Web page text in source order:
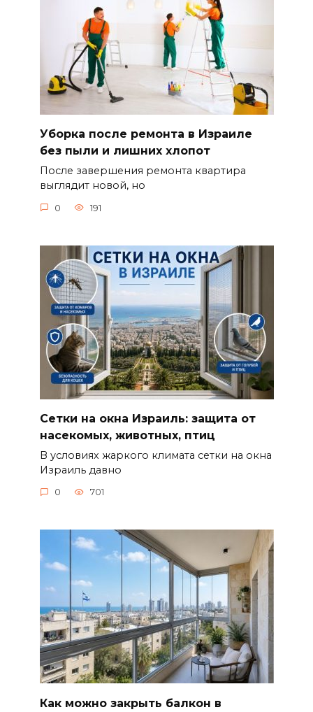
Уборка после ремонта в Израиле
без пыли и лишних хлопот
После завершения ремонта квартира
выглядит новой, но
0 191
Сетки на окна Израиль: защита от
насекомых, животных, птиц
В условиях жаркого климата сетки на окна
Израиль давно
0 701
Как можно закрыть балкон в